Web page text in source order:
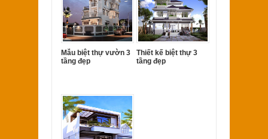
Mẫu biệt thự vườn 3
tầng đẹp
Thiết kế biệt thự 3
tầng đẹp